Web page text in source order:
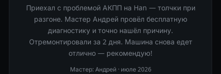
Приехал с проблемой АКПП на Han — толчки при
разгоне. Мастер Андрей провёл бесплатную
диагностику и точно нашёл причину.
Отремонтировали за 2 дня. Машина снова едет
отлично — рекомендую!
Мастер: Андрей · июле 2026